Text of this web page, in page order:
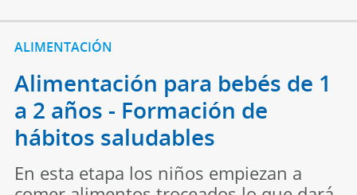
ALIMENTACIÓN
Alimentación para bebés de 1
a 2 años - Formación de
hábitos saludables
En esta etapa los niños empiezan a